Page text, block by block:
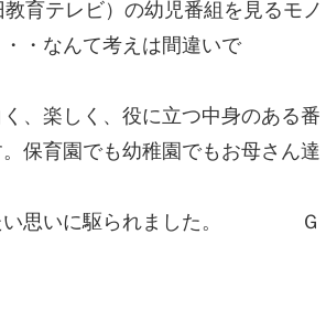
育テレビ）の幼児番組を見るモノ
・なんて考えは間違いで
、楽しく、役に立つ中身のある番
保育園でも幼稚園でもお母さん達
たい思いに駆られました。 Ｇ